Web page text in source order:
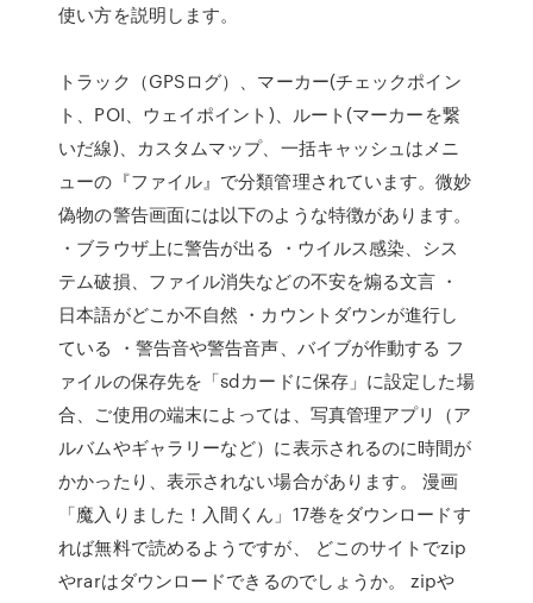
使い方を説明します。
トラック（GPSログ）、マーカー(チェックポイン
ト、POI、ウェイポイント)、ルート(マーカーを繋
いだ線)、カスタムマップ、一括キャッシュはメニ
ューの『ファイル』で分類管理されています。微妙
偽物の警告画面には以下のような特徴があります。
・ブラウザ上に警告が出る ・ウイルス感染、シス
テム破損、ファイル消失などの不安を煽る文言 ・
日本語がどこか不自然 ・カウントダウンが進行し
ている ・警告音や警告音声、バイブが作動する フ
ァイルの保存先を「sdカードに保存」に設定した場
合、ご使用の端末によっては、写真管理アプリ（ア
ルバムやギャラリーなど）に表示されるのに時間が
かかったり、表示されない場合があります。 漫画
「魔入りました！入間くん」17巻をダウンロードす
れば無料で読めるようですが、 どこのサイトでzip
やrarはダウンロードできるのでしょうか。 zipや